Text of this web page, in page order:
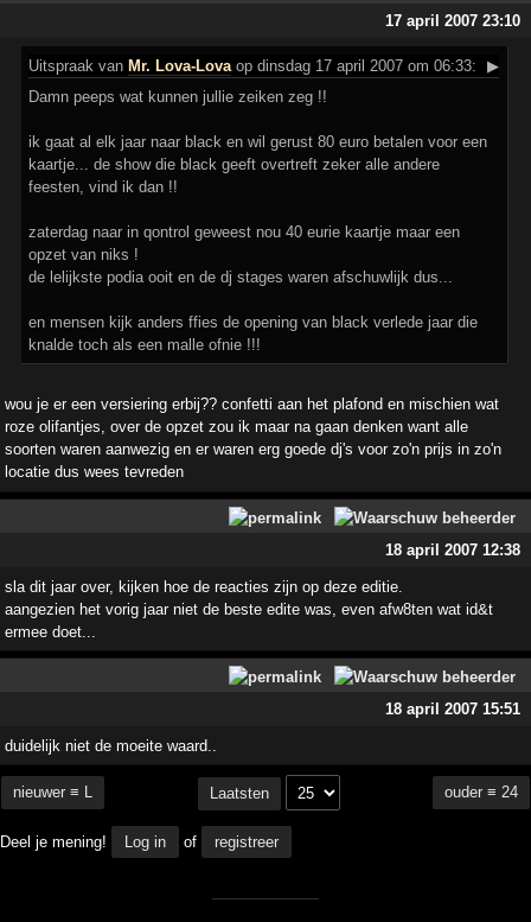
17 april 2007 23:10
Uitspraak vanMr. Lova-Lova op dinsdag 17 april 2007 om 06:33:
▶
Damn peeps wat kunnen jullie zeiken zeg !!
ik gaat al elk jaar naar black en wil gerust 80 euro betalen voor een
kaartje... de show die black geeft overtreft zeker alle andere
feesten, vind ik dan !!
zaterdag naar in qontrol geweest nou 40 eurie kaartje maar een
opzet van niks !
de lelijkste podia ooit en de dj stages waren afschuwlijk dus...
en mensen kijk anders ffies de opening van black verlede jaar die
knalde toch als een malle ofnie !!!
wou je er een versiering erbij?? confetti aan het plafond en mischien wat
roze olifantjes, over de opzet zou ik maar na gaan denken want alle
soorten waren aanwezig en er waren erg goede dj's voor zo'n prijs in zo'n
locatie dus wees tevreden
18 april 2007 12:38
sla dit jaar over, kijken hoe de reacties zijn op deze editie.
aangezien het vorig jaar niet de beste edite was, even afw8ten wat id&t
ermee doet...
18 april 2007 15:51
duidelijk niet de moeite waard..
nieuwer ≡ L Laatsten ouder ≡ 24
Deel je mening! Log in of registreer